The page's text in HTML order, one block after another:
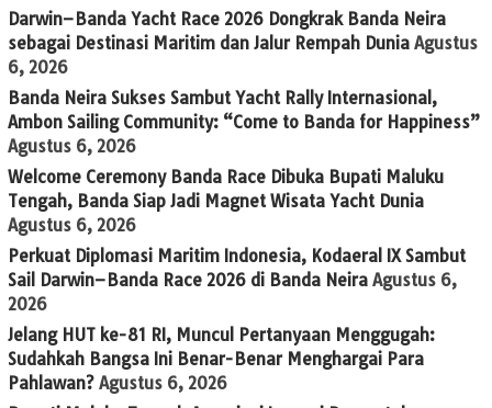
Darwin–Banda Yacht Race 2026 Dongkrak Banda Neira
sebagai Destinasi Maritim dan Jalur Rempah Dunia Agustus
6, 2026
Banda Neira Sukses Sambut Yacht Rally Internasional,
Ambon Sailing Community: “Come to Banda for Happiness”
Agustus 6, 2026
Welcome Ceremony Banda Race Dibuka Bupati Maluku
Tengah, Banda Siap Jadi Magnet Wisata Yacht Dunia
Agustus 6, 2026
Perkuat Diplomasi Maritim Indonesia, Kodaeral IX Sambut
Sail Darwin–Banda Race 2026 di Banda Neira Agustus 6,
2026
Jelang HUT ke-81 RI, Muncul Pertanyaan Menggugah:
Sudahkah Bangsa Ini Benar-Benar Menghargai Para
Pahlawan? Agustus 6, 2026